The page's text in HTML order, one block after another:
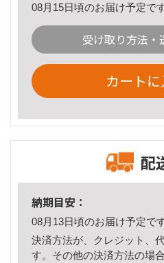
08月15日頃のお届け予定です
受け取り方法・
カート
配
納期目安：
08月13日頃のお届け予定です
決済方法が、クレジット、
す。その他の決済方法の場